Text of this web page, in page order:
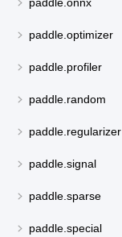
paddle.onnx
paddle.optimizer
paddle.profiler
paddle.random
paddle.regularizer
paddle.signal
paddle.sparse
paddle.special